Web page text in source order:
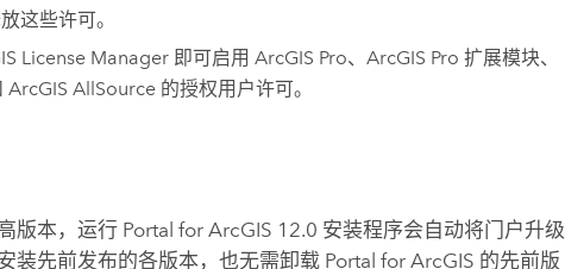
这些许可。
License Manager即可启用 ArcGIS Pro、 ArcGIS Pro 扩展模块、
ArcGIS AllSource的授权用户许可。
版本，运行 Portal for ArcGIS 12.0 安装程序会自动将门户升级
装先前发布的各版本，也无需卸载 Portal for ArcGIS 的先前版